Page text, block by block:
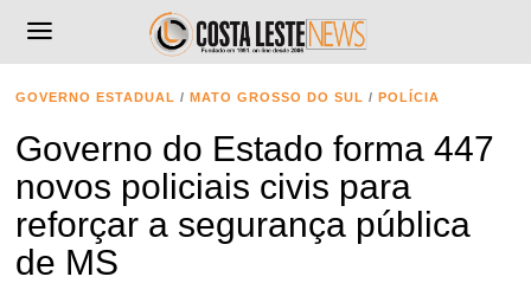
GOVERNO ESTADUAL / MATO GROSSO DO SUL / POLÍCIA
Governo do Estado forma 447
novos policiais civis para
reforçar a segurança pública
de MS